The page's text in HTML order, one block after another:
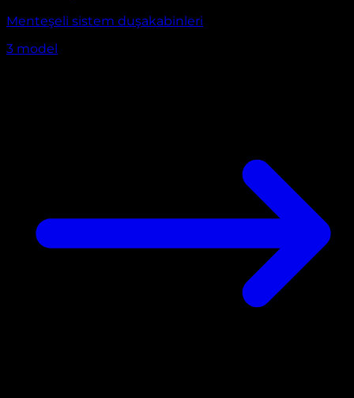
Menteşeli sistem duşakabinleri
3 model